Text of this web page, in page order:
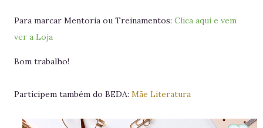
Para marcar Mentoria ou Treinamentos: Clica aqui e vem
ver a Loja
Bom trabalho!
Participem também do BEDA: Mãe Literatura